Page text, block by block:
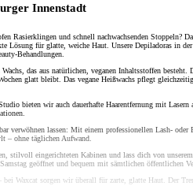
Innenstadt
Rasierklingen und schnell nachwachsenden Stoppeln?
Lösung für glatte, weiche Haut. Unsere Depiladoras in
Behandlungen.
das aus natürlichen, veganen Inhaltsstoffen
glatt bleibt. Das vegane Heißwachs pflegt
bieten wir auch dauerhafte Haarentfernung mit Lasern
verwöhnen lassen: Mit einem professionellen Lash-
– ohne täglichen Aufwand.
stilvoll eingerichteten Kabinen und lass dich von
geöffnet und bequem mit sämtlichen öffentlichen
Waxcat sorgen wir überall für zarte, glatte Haut. Der